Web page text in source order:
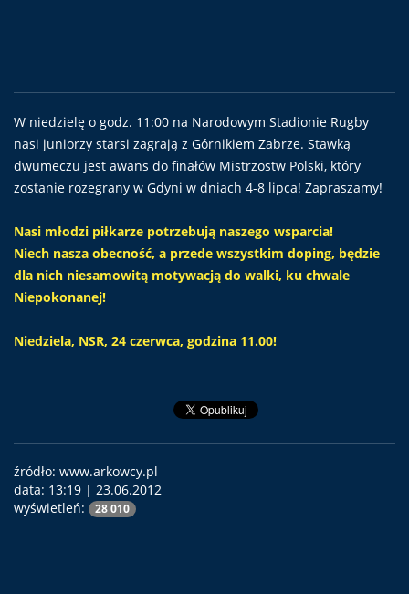
W niedzielę o godz. 11:00 na Narodowym Stadionie Rugby
nasi juniorzy starsi zagrają z Górnikiem Zabrze. Stawką
dwumeczu jest awans do finałów Mistrzostw Polski, który
zostanie rozegrany w Gdyni w dniach 4-8 lipca! Zapraszamy!
Nasi młodzi piłkarze potrzebują naszego wsparcia!
Niech nasza obecność, a przede wszystkim doping, będzie
dla nich niesamowitą motywacją do walki, ku chwale
Niepokonanej!
Niedziela, NSR, 24 czerwca, godzina 11.00!
źródło: www.arkowcy.pl
data: 13:19 | 23.06.2012
wyświetleń:
28 010